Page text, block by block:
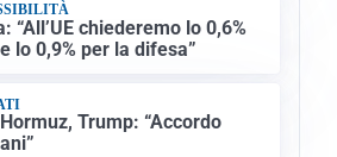
“All’UE chiederemo lo 0,6%
lo 0,9% per la difesa”
Trump: “Accordo